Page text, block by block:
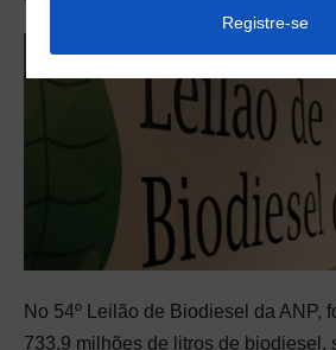
No 54º Leilão de Biodiesel da ANP,
733,9 milhões de litros de biodiesel,